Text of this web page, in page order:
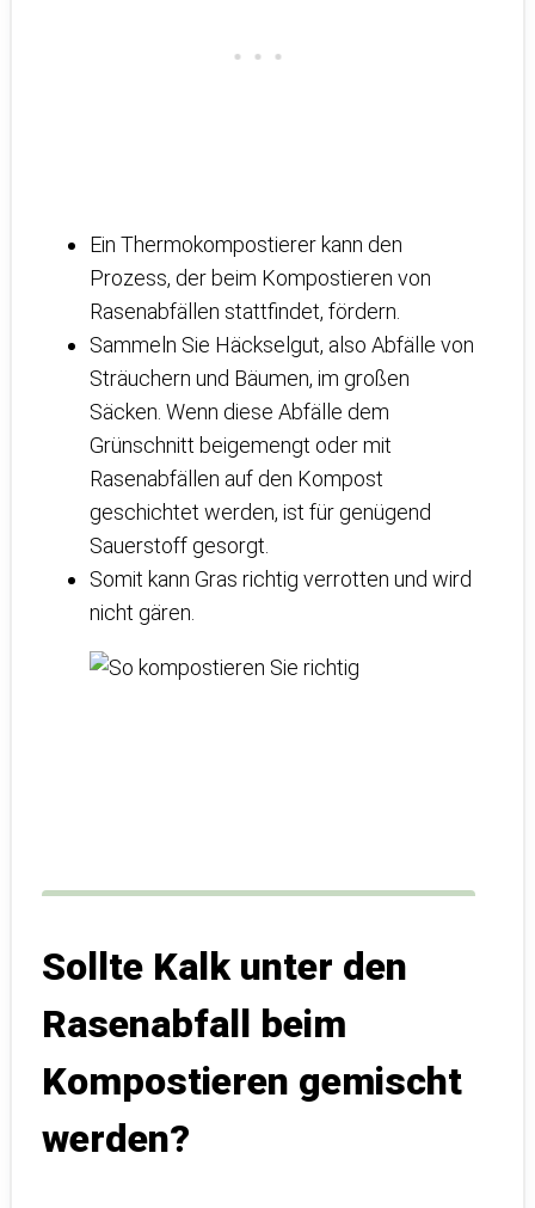
Ein Thermokompostierer kann den
Prozess, der beim Kompostieren von
Rasenabfällen stattfindet, fördern.
Sammeln Sie Häckselgut, also Abfälle von
Sträuchern und Bäumen, im großen
Säcken. Wenn diese Abfälle dem
Grünschnitt beigemengt oder mit
Rasenabfällen auf den Kompost
geschichtet werden, ist für genügend
Sauerstoff gesorgt.
Somit kann Gras richtig verrotten und wird
nicht gären.
Sollte Kalk unter den
Rasenabfall beim
Kompostieren gemischt
werden?